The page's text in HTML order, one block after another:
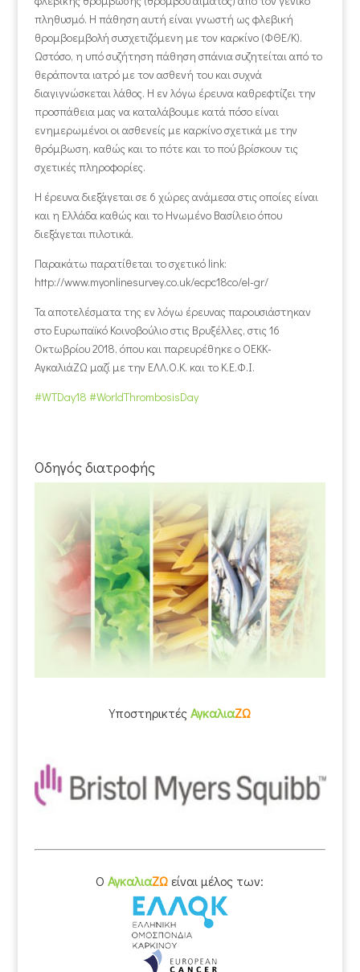
πληθυσμό. Η πάθηση αυτή είναι γνωστή ως φλεβική
θρομβοεμβολή συσχετιζόμενη με τον καρκίνο (ΦΘΕ/Κ).
Ωστόσο, η υπό συζήτηση πάθηση σπάνια συζητείται από το
θεράποντα ιατρό με τον ασθενή του και συχνά
διαγιγνώσκεται λάθος. Η εν λόγω έρευνα καθρεφτίζει την
προσπάθεια μας να καταλάβουμε κατά πόσο είναι
ενημερωμένοι οι ασθενείς με καρκίνο σχετικά με την
θρόμβωση, καθώς και το πότε και το πού βρίσκουν τις
σχετικές πληροφορίες.
Η έρευνα διεξάγεται σε 6 χώρες ανάμεσα στις οποίες είναι
και η Ελλάδα καθώς και το Ηνωμένο Βασίλειο όπου
διεξάγεται πιλοτικά.
Παρακάτω παρατίθεται το σχετικό link:
http://www.myonlinesurvey.co.uk/ecpc18co/el-gr/
Τα αποτελέσματα της εν λόγω έρευνας παρουσιάστηκαν
στο Ευρωπαϊκό Κοινοβούλιο στις Βρυξέλλες, στις 16
Οκτωβρίου 2018, όπου και παρευρέθηκε ο ΟΕΚΚ-
ΑγκαλιάΖΩ μαζί με την ΕΛΛ.Ο.Κ. και το Κ.Ε.Φ.Ι.
#WTDay18 #WorldThrombosisDay
Οδηγός διατροφής
ΥποστηρικτέςΑγκαλιαΖΩ
OΑγκαλιαΖΩ είναι μέλος των: